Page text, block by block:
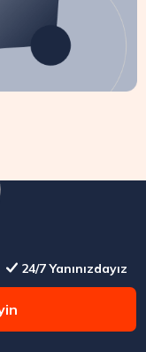
24/7 Yanınızdayız